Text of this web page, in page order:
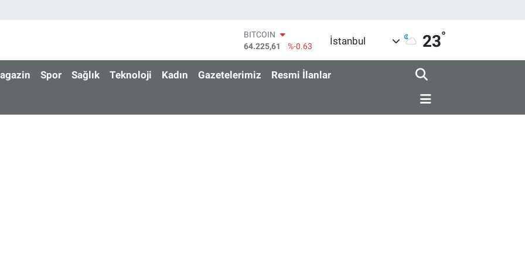
BITCOIN
64.225,61
%-0.63
47,7143
%0.16
EURO
64,2463
%0.07
İstanbul 23°
Spor Sağlık Teknoloji Kadın Gazetelerimiz Resmi İlanlar